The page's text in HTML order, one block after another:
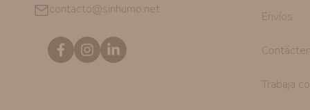
contacto@sinhumo.net
Envíos
Trabaja